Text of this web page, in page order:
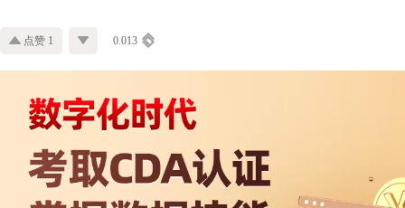
点赞 1 0.013